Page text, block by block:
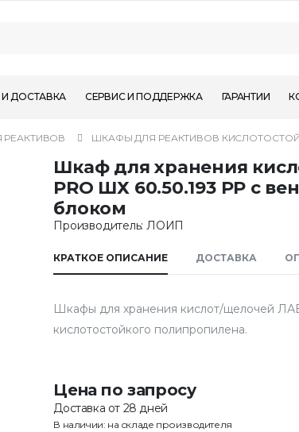
ДОСТАВКА СЕРВИС И ПОДДЕРЖКА ГАРАНТИИ
ШКАФЫ ДЛЯ РЕАКТИВОВ
Шкаф для хранения
PRO ШХ 60.50.193 РР с
блоком
Производитель: ЛОИП
КРАТКОЕ ОПИСАНИЕ ДОСТАВКА
Шкафы для хранения кислот/щелочей
кислотостойкого полипропилена.
Цена по запросу
Доставка от 28 дней
В наличии: на складе производителя